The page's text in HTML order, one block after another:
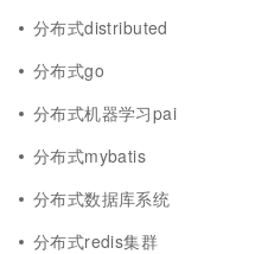
分布式distributed
分布式go
分布式机器学习pai
分布式mybatis
分布式数据库系统
分布式redis集群